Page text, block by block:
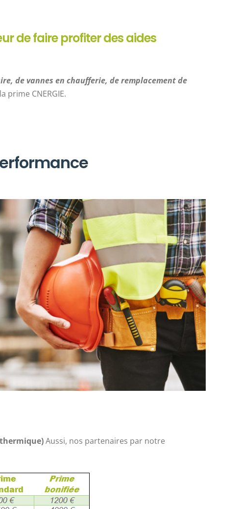
de faire profiter des aides
de vannes en chaufferie, de remplacement de
prime CNERGIE.
Aussi, nos partenaires par notre